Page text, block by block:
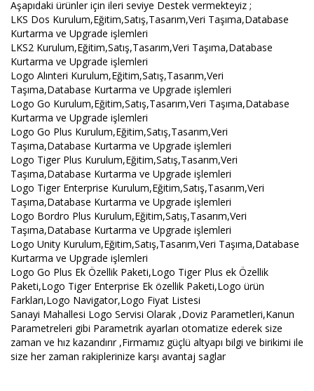
Aşapıdaki ürünler için ileri seviye Destek vermekteyiz ;
LKS Dos Kurulum,Eğitim,Satış,Tasarım,Veri Taşıma,Database
Kurtarma ve Upgrade işlemleri
LKS2 Kurulum,Eğitim,Satış,Tasarım,Veri Taşıma,Database
Kurtarma ve Upgrade işlemleri
Logo Alınteri Kurulum,Eğitim,Satış,Tasarım,Veri
Taşıma,Database Kurtarma ve Upgrade işlemleri
Logo Go Kurulum,Eğitim,Satış,Tasarım,Veri Taşıma,Database
Kurtarma ve Upgrade işlemleri
Logo Go Plus Kurulum,Eğitim,Satış,Tasarım,Veri
Taşıma,Database Kurtarma ve Upgrade işlemleri
Logo Tiger Plus Kurulum,Eğitim,Satış,Tasarım,Veri
Taşıma,Database Kurtarma ve Upgrade işlemleri
Logo Tiger Enterprise Kurulum,Eğitim,Satış,Tasarım,Veri
Taşıma,Database Kurtarma ve Upgrade işlemleri
Logo Bordro Plus Kurulum,Eğitim,Satış,Tasarım,Veri
Taşıma,Database Kurtarma ve Upgrade işlemleri
Logo Unity Kurulum,Eğitim,Satış,Tasarım,Veri Taşıma,Database
Kurtarma ve Upgrade işlemleri
Logo Go Plus Ek Özellik Paketi,Logo Tiger Plus ek Özellik
Paketi,Logo Tiger Enterprise Ek özellik Paketi,Logo ürün
Farkları,Logo Navigator,Logo Fiyat Listesi
Sanayi Mahallesi Logo Servisi Olarak ,Doviz Parametleri,Kanun
Parametreleri gibi Parametrik ayarları otomatize ederek size
zaman ve hız kazandırır ,Firmamız güçlü altyapı bilgi ve birikimi ile
size her zaman rakiplerinize karşı avantaj saglar